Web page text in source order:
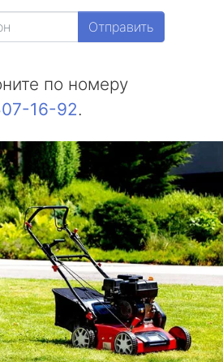
Отправить
по номеру
16-92.